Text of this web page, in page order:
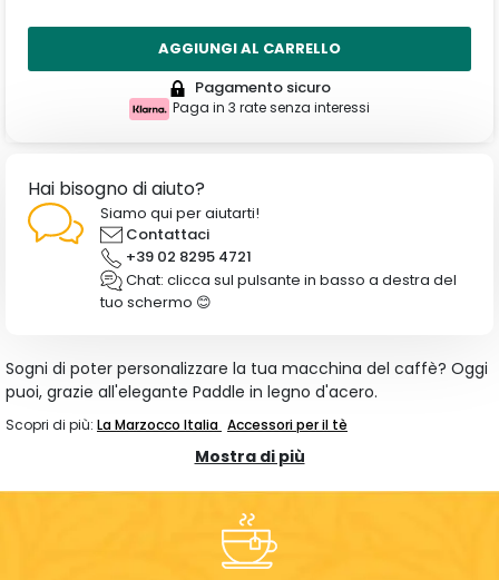
AGGIUNGI AL CARRELLO
Pagamento sicuro
Paga in 3 rate senza interessi
Hai bisogno di aiuto?
Siamo qui per aiutarti!
Contattaci
+39 02 8295 4721
Chat: clicca sul pulsante in basso a destra del
tuo schermo 😊
Sogni di poter personalizzare la tua macchina del caffè? Oggi
puoi, grazie all'elegante Paddle in legno d'acero.
Scopri di più: La Marzocco Italia Accessori per il tè
Mostra di più